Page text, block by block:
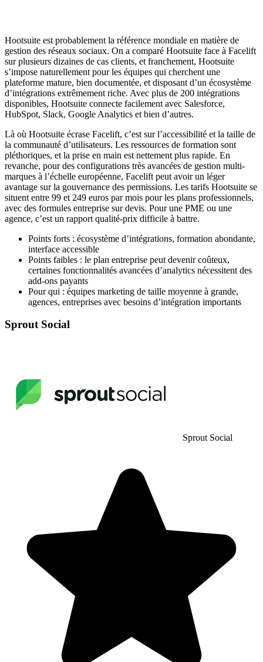
Hootsuite est probablement la référence mondiale en matière de
gestion des réseaux sociaux. On a comparé Hootsuite face à Facelift
sur plusieurs dizaines de cas clients, et franchement, Hootsuite
s’impose naturellement pour les équipes qui cherchent une
plateforme mature, bien documentée, et disposant d’un écosystème
d’intégrations extrêmement riche. Avec plus de 200 intégrations
disponibles, Hootsuite connecte facilement avec Salesforce,
HubSpot, Slack, Google Analytics et bien d’autres.
Là où Hootsuite écrase Facelift, c’est sur l’accessibilité et la taille de
la communauté d’utilisateurs. Les ressources de formation sont
pléthoriques, et la prise en main est nettement plus rapide. En
revanche, pour des configurations très avancées de gestion multi-
marques à l’échelle européenne, Facelift peut avoir un léger
avantage sur la gouvernance des permissions. Les tarifs Hootsuite se
situent entre 99 et 249 euros par mois pour les plans professionnels,
avec des formules entreprise sur devis. Pour une PME ou une
agence, c’est un rapport qualité-prix difficile à battre.
Points forts : écosystème d’intégrations, formation abondante,
interface accessible
Points faibles : le plan entreprise peut devenir coûteux,
certaines fonctionnalités avancées d’analytics nécessitent des
add-ons payants
Pour qui : équipes marketing de taille moyenne à grande,
agences, entreprises avec besoins d’intégration importants
Sprout Social
Sprout Social